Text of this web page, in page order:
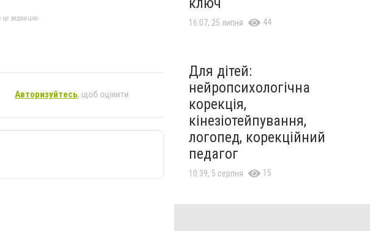
це редакцію
Авторизуйтесь, щоб оцінити
16:07, 25 липня 44
Для дітей:
нейропсихологічна
корекція,
кінезіотейпування,
логопед, корекційний
педагог
10:39, 5 серпня 15